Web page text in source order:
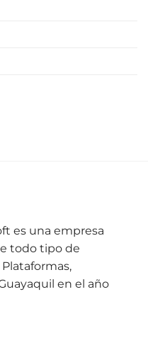
es una empresa
todo tipo de
en el año